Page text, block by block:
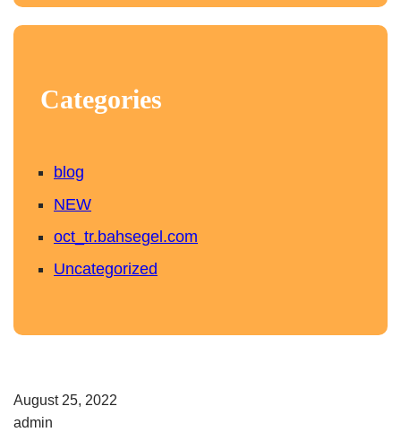
Categories
blog
NEW
oct_tr.bahsegel.com
Uncategorized
August 25, 2022
admin